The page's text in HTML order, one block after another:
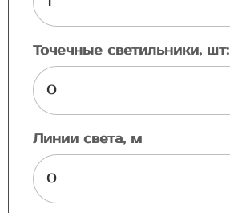
Точечные светильники, шт:
Линии света, м